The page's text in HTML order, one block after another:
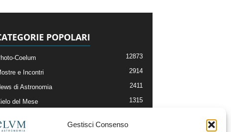
Gestisci Consenso
POPOLARI
Coelum 12873
e Incontri 2914
di Astronomia 2411
del Mese 1315